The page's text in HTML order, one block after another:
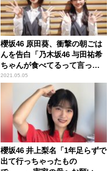
櫻坂46 原田葵、衝撃の朝ごは
んを告白「乃木坂46 与田祐希
ちゃんが食べてるって言って
て」 そのメニューに井上梨名
2021.05.05
櫻坂46 井上梨名「1年足らずで
出て行っちゃったもの